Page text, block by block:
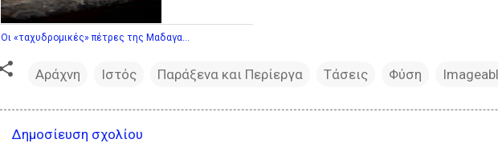
Οι «ταχυδρομικές» πέτρες της Μαδαγα...
Αράχνη Ιστός Παράξενα και Περίεργα Τάσεις Φύση
Δημοσίευση σχολίου